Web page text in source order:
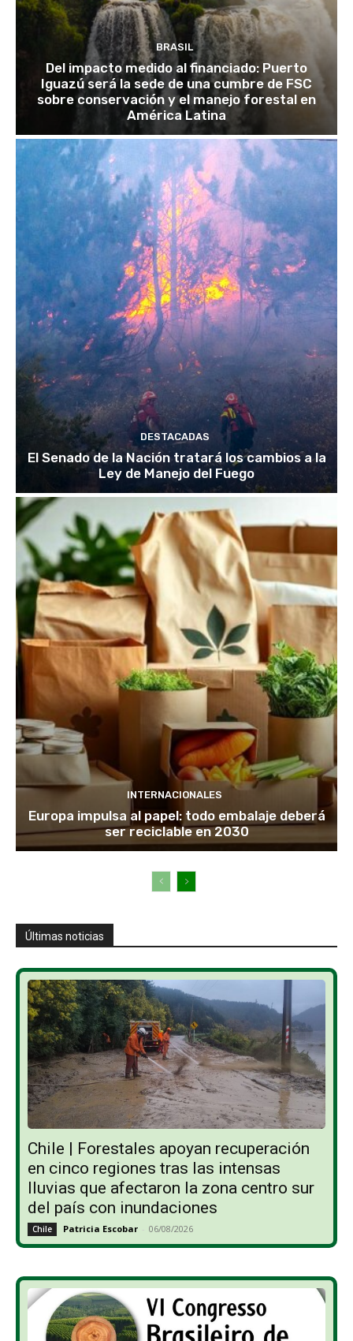
BRASIL
Del impacto medido al financiado: Puerto
Iguazú será la sede de una cumbre de FSC
sobre conservación y el manejo forestal en
América Latina
DESTACADAS
El Senado de la Nación tratará los cambios a la
Ley de Manejo del Fuego
INTERNACIONALES
Europa impulsa al papel: todo embalaje deberá
ser reciclable en 2030
Últimas noticias
Chile | Forestales apoyan recuperación
en cinco regiones tras las intensas
lluvias que afectaron la zona centro sur
del país con inundaciones
Chile Patricia Escobar - 06/08/2026